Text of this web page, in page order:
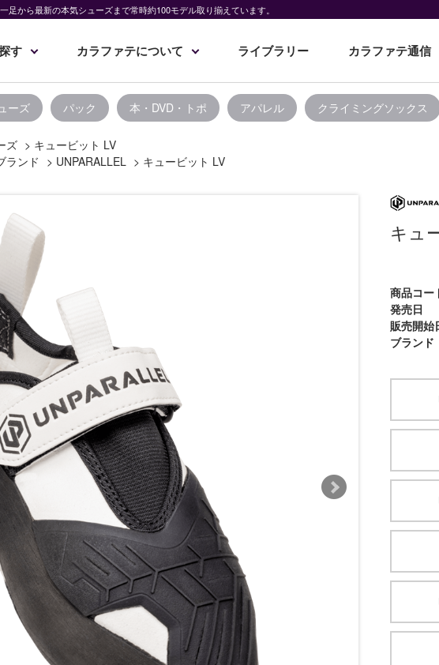
から最新の本気シューズまで常時約100モデル取り揃えています。
す カラファテについて ライブラリー カラファテ通信
ーズ パック 本・DVD・トポ アパレル クライミングソックス
ズ > キュービット LV
ランド > UNPARALLEL > キュービット LV
キュ
商品コー
発売日
販売開始
ブランド